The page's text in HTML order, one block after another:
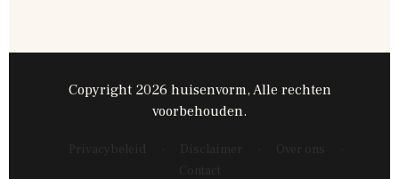
Copyright 2026 huisenvorm, Alle rechten
voorbehouden.